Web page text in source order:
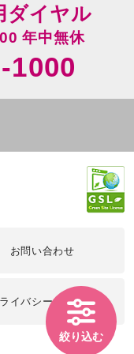
絞り込む
ダイヤル
年中無休
1000
お問い合わせ
イバシーポリシー